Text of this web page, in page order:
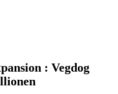
: Vegdog